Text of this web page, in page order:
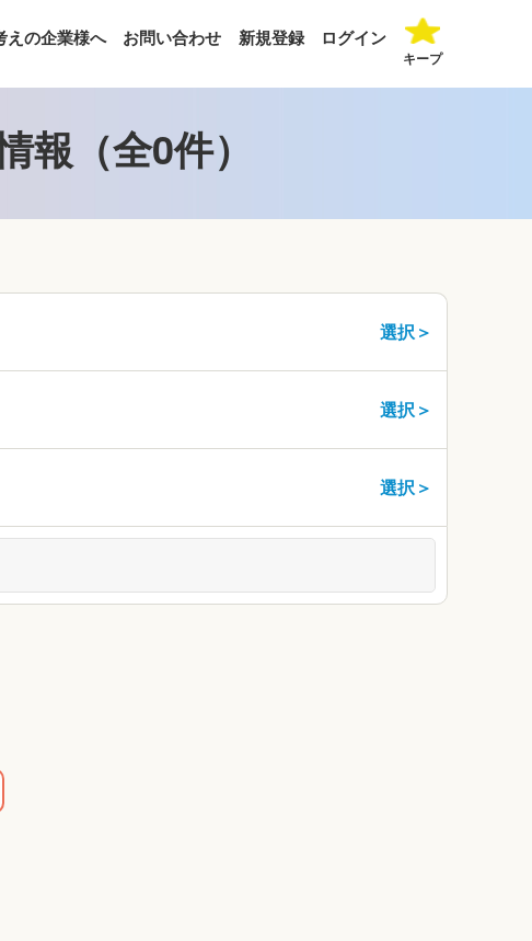
えの企業様へ お問い合わせ 新規登録 ログイン
キープ
報（全0件）
選択＞
選択＞
選択＞